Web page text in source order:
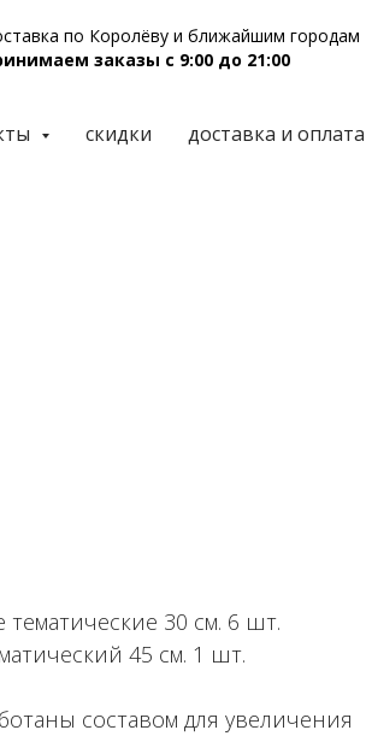
по Королёву и ближайшим городам
заказы с 9:00 до 21:00
скидки доставка и оплата
30 см. 6 шт.
45 см. 1 шт.
составом для увеличения